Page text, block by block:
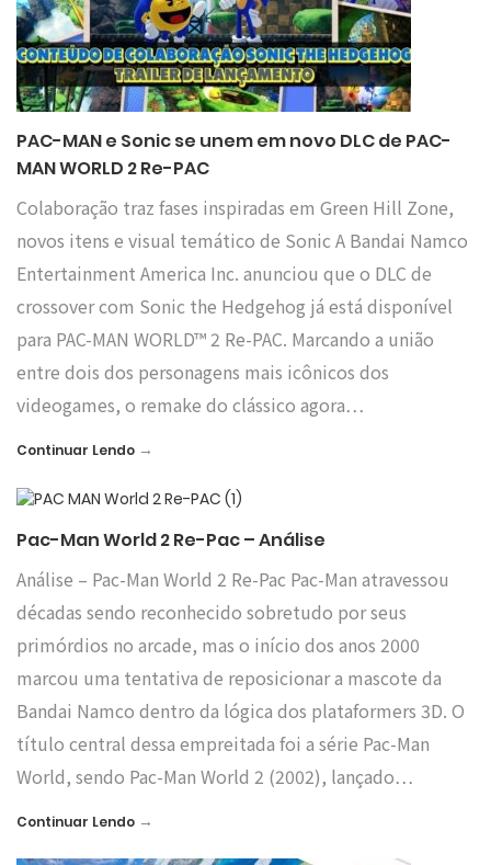
PAC-MAN e Sonic se unem em novo DLC de PAC-
MAN WORLD 2 Re-PAC
Colaboração traz fases inspiradas em Green Hill Zone,
novos itens e visual temático de Sonic A Bandai Namco
Entertainment America Inc. anunciou que o DLC de
crossover com Sonic the Hedgehog já está disponível
para PAC-MAN WORLD™ 2 Re-PAC. Marcando a união
entre dois dos personagens mais icônicos dos
videogames, o remake do clássico agora…
Continuar Lendo →
Pac-Man World 2 Re-Pac – Análise
Análise – Pac-Man World 2 Re-Pac Pac-Man atravessou
décadas sendo reconhecido sobretudo por seus
primórdios no arcade, mas o início dos anos 2000
marcou uma tentativa de reposicionar a mascote da
Bandai Namco dentro da lógica dos plataformers 3D. O
título central dessa empreitada foi a série Pac-Man
World, sendo Pac-Man World 2 (2002), lançado…
Continuar Lendo →